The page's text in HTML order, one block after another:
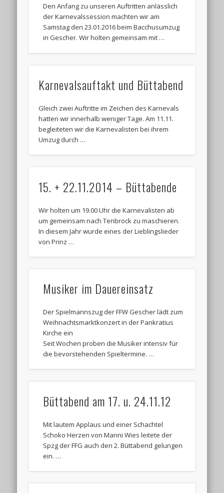
Termine:
Den Anfang zu unseren Auftritten anlässlich
der Karnevalssession machten wir am
Samstag den 23.01.2016 beim Bacchusumzug
in Gescher. Wir holten gemeinsam mit …
Karnevalsauftakt und Büttabend
Gleich zwei Auftritte im Zeichen des Karnevals
hatten wir innerhalb weniger Tage. Am 11.11.
begleiteten wir die Karnevalisten bei ihrem
Umzug durch …
15. + 22.11.2014 – Büttabende
Wir holten um 19.00 Uhr die Karnevalisten ab
um gemeinsam nach Tenbrock zu maschieren.
In diesem Jahr wurde eines der Lieblingslieder
von Prinz …
Musiker im Dauereinsatz
Der Spielmannszug der FFW Gescher lädt zum
Weihnachtsmarktkonzert in der Pankratius
Kirche ein
Seit Wochen proben die Musiker intensiv für
die bevorstehenden Spieltermine. …
Büttabend am 17. u. 24.11.12
Mit lautem Applaus und einer Schachtel
Schoko Herzen von Manni Wies leitete der
Spzg der FFG auch den 2. Büttabend gelungen
ein. …